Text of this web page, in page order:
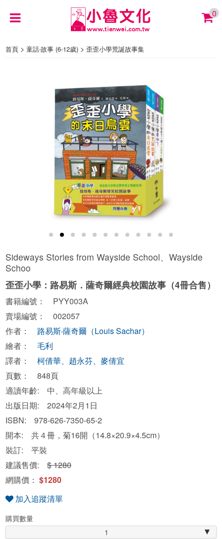
0
首頁 >童話‧故事 (6-12歲) >歪歪小學荒誕故事集
Sideways Stories from Wayside School、Wayside
Schoo
歪歪小學：路易斯．薩奇爾經典校園故事（4冊合售）
書籍編號： PYY003A
賣場編號： 002057
作者： 路易斯‧薩奇爾（Louis Sachar）
繪者：毛利
譯者：柯倩華、趙永芬、麥倩宜
頁數： 848頁
適讀年齡: 中、高年級以上
出版日期: 2024年2月1日
ISBN: 978-626-7350-65-2
開本: 共４冊，菊16開（14.8×20.9×4.5cm）
裝訂: 平裝
建議售價:$ 1280
網購價：$1280
加入追蹤清單
購買數量
1